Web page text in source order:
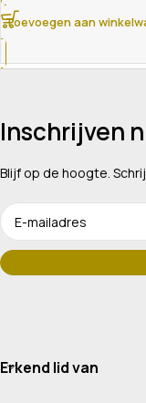
Toevoegen aan
Inschrijven
Blijf op de hoogte.
Erkend lid van